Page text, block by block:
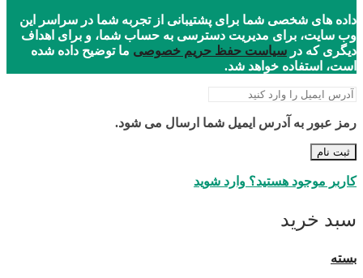
داده های شخصی شما برای پشتیبانی از تجربه شما در سراسر این
وب سایت، برای مدیریت دسترسی به حساب شما، و برای اهداف
دیگری که در سیاست حفظ حریم خصوصی ما توضیح داده شده
است، استفاده خواهد شد.
رمز عبور به آدرس ایمیل شما ارسال می شود.
ثبت نام
کاربر موجود هستید؟ وارد شوید
سبد خرید
بسته